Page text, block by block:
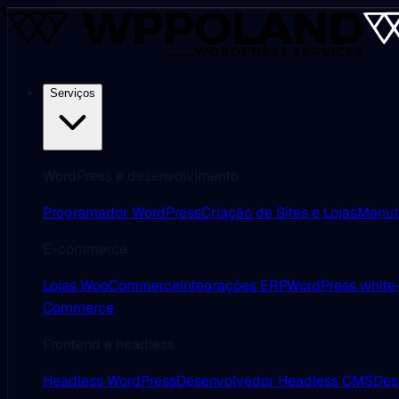
Serviços
Programador WordPressCriação de Sites e Lojas
Lojas WooCommerceIntegrações ERPWordPress
Commerce
Headless WordPressDesenvolvedor Headless CMS